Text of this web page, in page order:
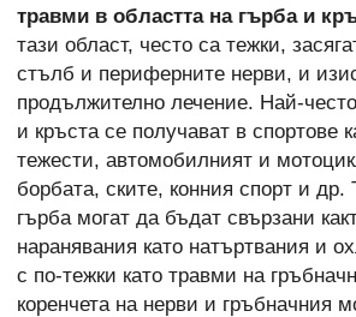
травми в областта на гърба и
тази област, често са тежки,
стълб и периферните нерви, и
продължително лечение. Най-
и кръста се получават в спортове
тежести, автомобилният и
борбата, ските, конния спорт и др.
гърба могат да бъдат свързани
наранявания като натъртвания и
с по-тежки като травми на
коренчета на нерви и гръбначния